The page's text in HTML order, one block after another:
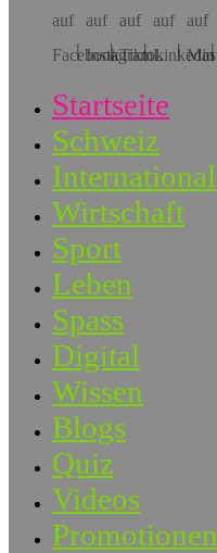
Startseite
Schweiz
International
Wirtschaft
Sport
Leben
Spass
Digital
Wissen
Blogs
Quiz
Videos
Promotionen